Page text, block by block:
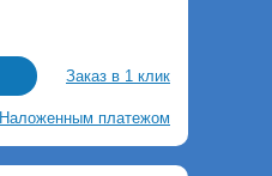
Заказ в 1 клик
Наложенным платежом